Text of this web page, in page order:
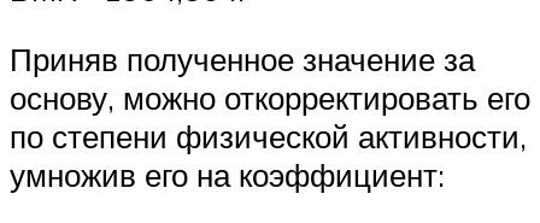
Приняв полученное значение за
основу, можно откорректировать его
по степени физической активности,
умножив его на коэффициент: